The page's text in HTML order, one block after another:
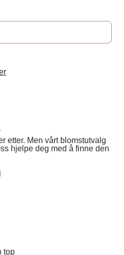
etter. Men vårt blomstutvalg
hjelpe deg med å finne den